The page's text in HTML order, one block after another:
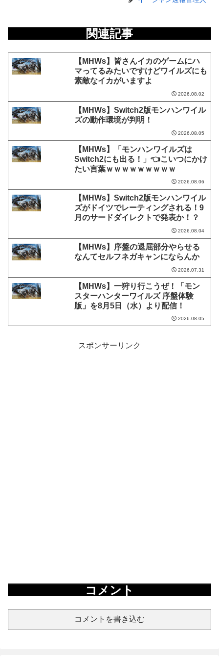
関連記事
【MHWs】皆さんイカのゲームにハ
マってるみたいですけどワイルズにも
素敵なイカがいますよ
2026.08.02
【MHWs】Switch2版モンハンワイル
ズの動作環境が判明！
2026.08.05
【MHWs】「モンハンワイルズは
Switch2にも出る！」👈こいつにかけ
たい言葉ｗｗｗｗｗｗｗｗｗ
2026.08.06
【MHWs】Switch2版モンハンワイル
ズがドイツでレーティングされる！9
月のサードダイレクトで発表か！？
2026.08.04
【MHWs】序盤の退屈部分やらせる
なんてセルフネガキャンにならんか
2026.07.31
【MHWs】一狩り行こうぜ！「モン
スターハンターワイルズ 序盤体験
版」を8月5日（水）より配信！
2026.08.05
スポンサーリンク
コメント
コメントを書き込む